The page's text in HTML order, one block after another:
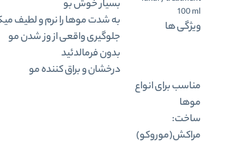
100 ml
ویژگی ها
بسیار خوش بو
به شدت موها را نرم و لطیف
جلوگیری واقعی از وز شدن مو
بدون فرمالدئید
درخشان و براق کننده مو
مناسب برای انواع
موها
ساخت:
مراکش(موروکو)